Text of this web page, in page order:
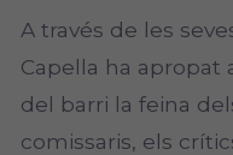
A través de les
Capella ha apropat
del barri la feina
comissaris, els